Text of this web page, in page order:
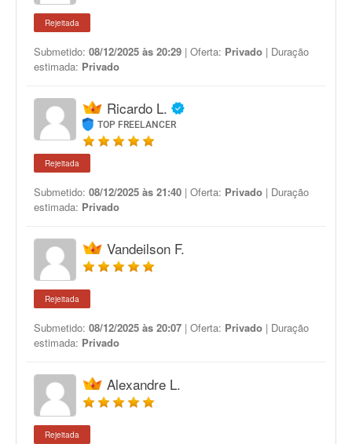
Rejeitada
Submetido: 08/12/2025 às 20:29 | Oferta: Privado | Duração
estimada: Privado
Ricardo L.
TOP FREELANCER
Rejeitada
Submetido: 08/12/2025 às 21:40 | Oferta: Privado | Duração
estimada: Privado
Vandeilson F.
Rejeitada
Submetido: 08/12/2025 às 20:07 | Oferta: Privado | Duração
estimada: Privado
Alexandre L.
Rejeitada